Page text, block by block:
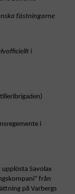
fästningarne
i
i
Savolax
från
på Varbergs